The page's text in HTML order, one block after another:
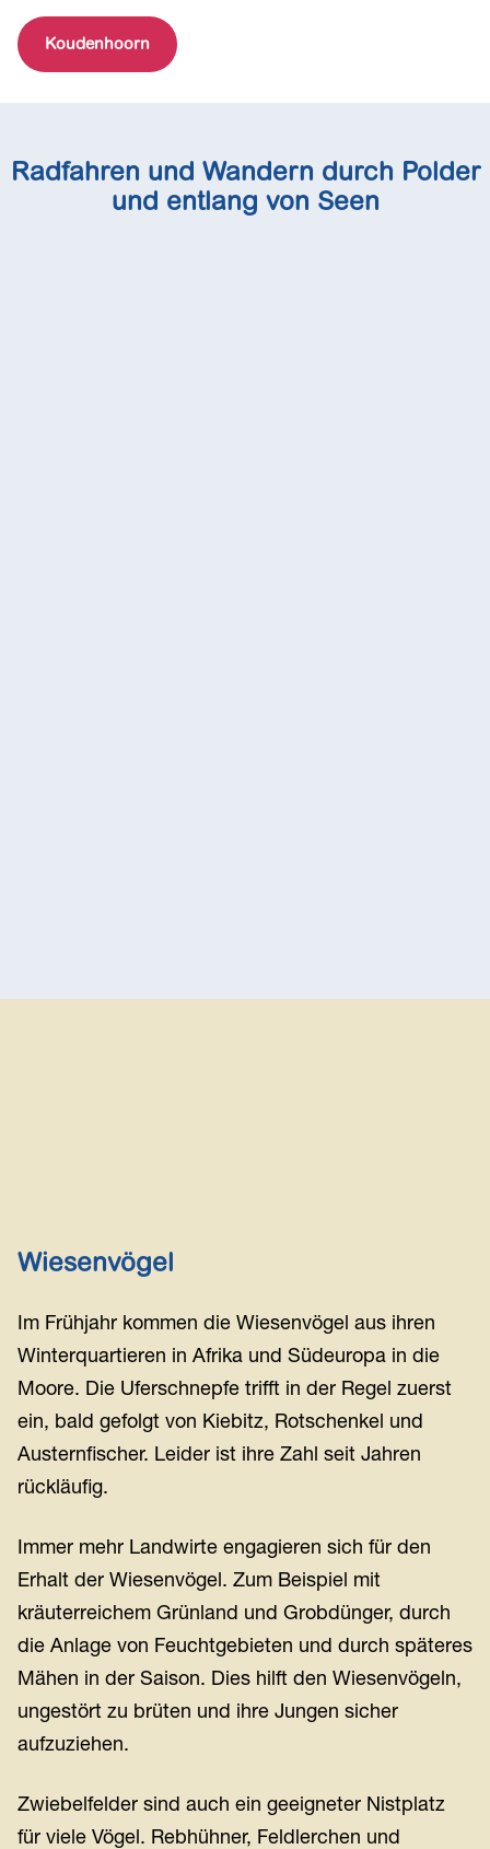
Koudenhoorn
Radfahren und Wandern durch Polder
und entlang von Seen
Wiesenvögel
Im Frühjahr kommen die Wiesenvögel aus ihren
Winterquartieren in Afrika und Südeuropa in die
Moore. Die Uferschnepfe trifft in der Regel zuerst
ein, bald gefolgt von Kiebitz, Rotschenkel und
Austernfischer. Leider ist ihre Zahl seit Jahren
rückläufig.
Immer mehr Landwirte engagieren sich für den
Erhalt der Wiesenvögel. Zum Beispiel mit
kräuterreichem Grünland und Grobdünger, durch
die Anlage von Feuchtgebieten und durch späteres
Mähen in der Saison. Dies hilft den Wiesenvögeln,
ungestört zu brüten und ihre Jungen sicher
aufzuziehen.
Zwiebelfelder sind auch ein geeigneter Nistplatz
für viele Vögel. Rebhühner, Feldlerchen und